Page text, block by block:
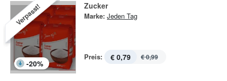
Verpasst!
-20%
Zucker
Marke: Jeden Tag
Preis: € 0,79 € 0,99